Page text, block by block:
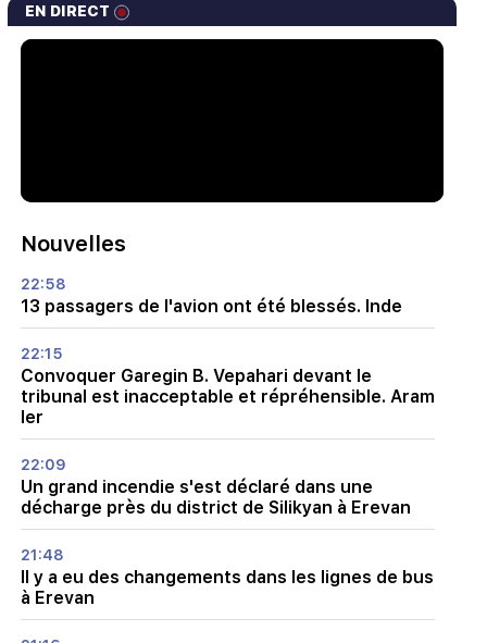
EN DIRECT
Nouvelles
22:58
13 passagers de l'avion ont été blessés. Inde
22:15
Convoquer Garegin B. Vepahari devant le
tribunal est inacceptable et répréhensible. Aram
Ier
22:09
Un grand incendie s'est déclaré dans une
décharge près du district de Silikyan à Erevan
21:48
Il y a eu des changements dans les lignes de bus
à Erevan